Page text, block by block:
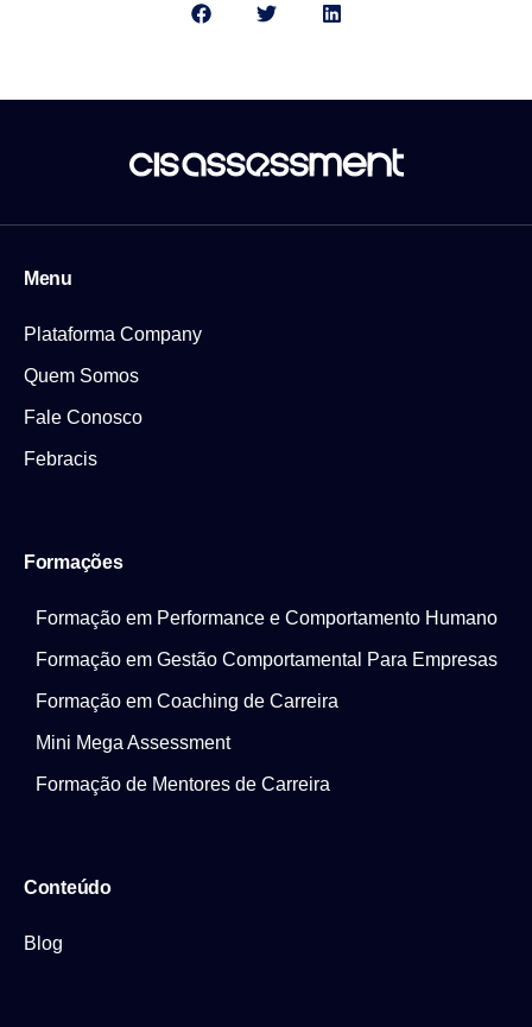
Menu
Plataforma Company
Quem Somos
Fale Conosco
Febracis
Formações
Formação em Performance e Comportamento Humano
Formação em Gestão Comportamental Para Empresas
Formação em Coaching de Carreira
Mini Mega Assessment
Formação de Mentores de Carreira
Conteúdo
Blog